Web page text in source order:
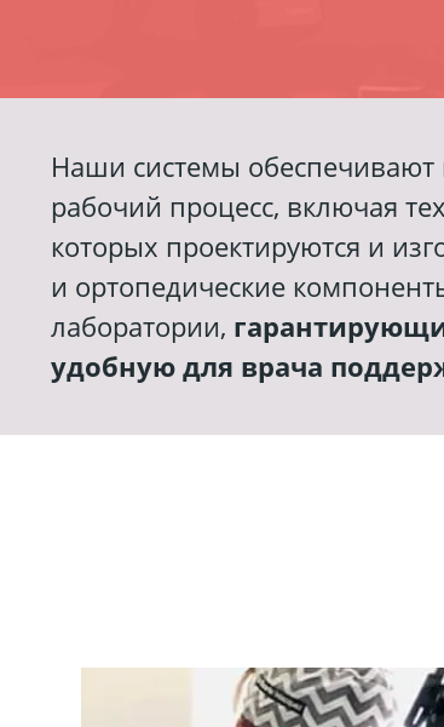
Наши системы
рабочий процесс, включая
которых проектируются и
и ортопедические
лаборатории,
удобную для врача